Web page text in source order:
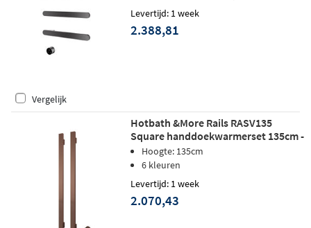
Levertijd: 1 week
2.388,81
Vergelijk
Hotbath &More Rails RASV135
Square handdoekwarmerset 135cm -
2 stangen - geborsteld koper PVD
Hoogte: 135cm
6 kleuren
Levertijd: 1 week
2.070,43